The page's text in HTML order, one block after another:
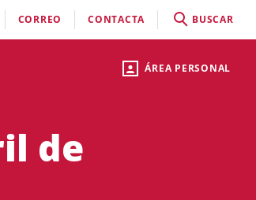
ÁREA PERSONAL
CORREO CONTACTA BUSCAR
de